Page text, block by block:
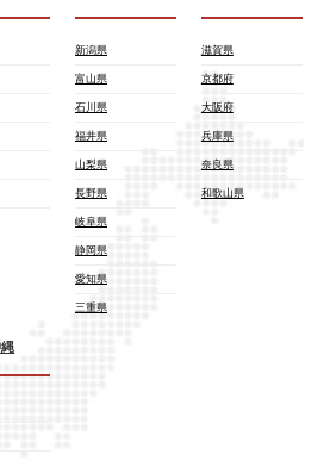
新潟県
富山県
石川県
福井県
山梨県
長野県
岐阜県
静岡県
愛知県
三重県
滋賀県
京都府
大阪府
兵庫県
奈良県
和歌山県